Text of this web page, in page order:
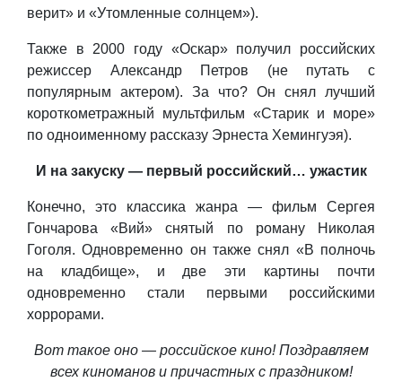
верит» и «Утомленные солнцем»).
Также в 2000 году «Оскар» получил российских
режиссер Александр Петров (не путать с
популярным актером). За что? Он снял лучший
короткометражный мультфильм «Старик и море»
по одноименному рассказу Эрнеста Хемингуэя).
И на закуску — первый российский… ужастик
Конечно, это классика жанра — фильм Сергея
Гончарова «Вий» снятый по роману Николая
Гоголя. Одновременно он также снял «В полночь
на кладбище», и две эти картины почти
одновременно стали первыми российскими
хоррорами.
Вот такое оно — российское кино! Поздравляем
всех киноманов и причастных с праздником!